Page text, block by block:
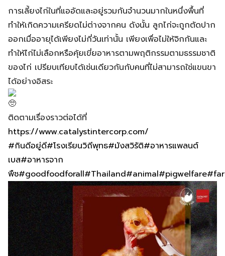
การเลี้ยงไก่ในที่แออัดและอยู่รวมกันจำนวนมากในหนึ่งพื้นที่
ทำให้เกิดความเครียดไม่ต่างจากคน ดังนั้น ลูกไก่จะถูกตัดปาก
ออกเมื่ออายุได้เพียงไม่กี่วันเท่านั้น เพียงเพื่อไม่ให้จิกกันและ
ทำให้ไก่ไม่เลือกหรือคุ้ยเขี่ยอาหารตามพฤติกรรมตามธรรมชาติ
ของไก่ เปรียบเทียบได้เช่นเดียวกันกับคนที่ไม่สามารถใช่แขนขา
ได้อย่างอิสระ
ติดตามเรื่องราวต่อได้ที่
https://www.catalystintercorp.com/
#กินดีอยู่ดี#โรงเรียนวิถีพุทธ#มังสวิรัติ#อาหารแพลนต์
เบส#อาหารจาก
พืช#goodfoodforall#Thailand#animal#pigwelfare